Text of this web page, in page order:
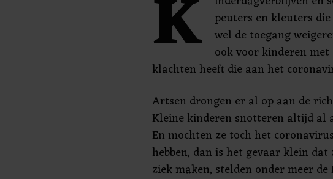
K
peuters en kleuters
wel de toegang
ook voor kinderen
klachten heeft die aan het
Artsen drongen er al op aan de
Kleine kinderen snotteren altijd al
En mochten ze toch het
hebben, dan is het gevaar klein
ziek maken, stelden onder meer de